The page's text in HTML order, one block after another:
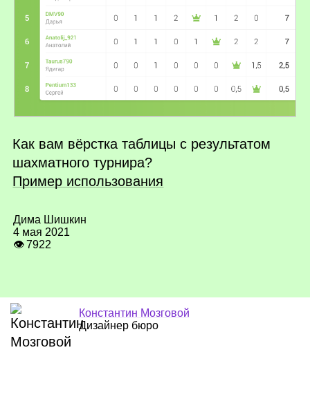
Как вам вёрстка таблицы с результатом
шахматного турнира?
Пример использования
Дима Шишкин
4 мая 2021
👁 7922
Константин Мозговой
Дизайнер бюро